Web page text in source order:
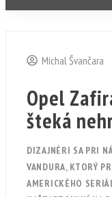
Michal Švančara
Opel
šteká
DIZAJNÉRI SA PRI
VANDURA, KTORÝ
AMERICKÉHO